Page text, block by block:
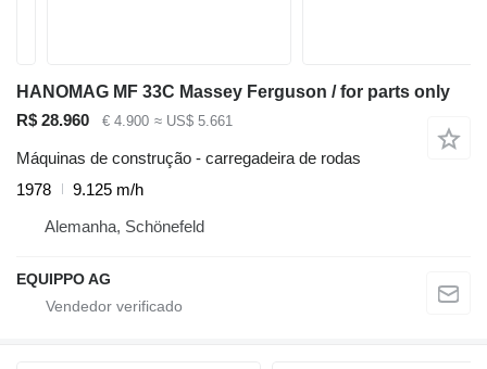
HANOMAG MF 33C Massey Ferguson / for parts only
R$ 28.960
€ 4.900 ≈ US$ 5.661
Máquinas de construção - carregadeira de rodas
1978
9.125 m/h
Alemanha, Schönefeld
EQUIPPO AG